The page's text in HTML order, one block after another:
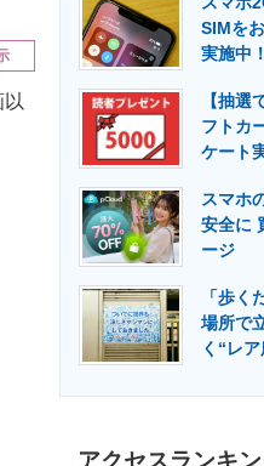
ルギーの専門メディア 建
SIMを
実施中！
【抽
フトカ
ケート
スマホ
安全に
ージ
「歩
場所で
く“レ
アクセスランキ